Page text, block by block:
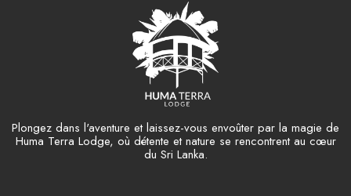
Plongez dans l'aventure et laissez-vous envoûter par la magie de
Huma Terra Lodge, où détente et nature se rencontrent au cœur
du Sri Lanka.